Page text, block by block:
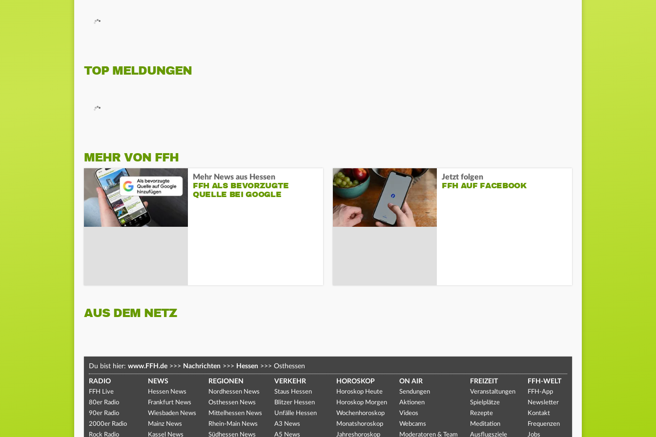
TOP MELDUNGEN
MEHR VON FFH
Mehr News aus Hessen
FFH ALS BEVORZUGTE
QUELLE BEI GOOGLE
Jetzt folgen
FFH AUF FACEBOOK
AUS DEM NETZ
Du bist hier: www.FFH.de >>> Nachrichten >>> Hessen >>> Osthessen
RADIO
FFH Live
80er Radio
90er Radio
2000er Radio
Rock Radio
NEWS
Hessen News
Frankfurt News
Wiesbaden News
Mainz News
Kassel News
REGIONEN
Nordhessen News
Osthessen News
Mittelhessen News
Rhein-Main News
Südhessen News
VERKEHR
Staus Hessen
Blitzer Hessen
Unfälle Hessen
A3 News
A5 News
HOROSKOP
Horoskop Heute
Horoskop Morgen
Wochenhoroskop
Monatshoroskop
Jahreshoroskop
ON AIR
Sendungen
Aktionen
Videos
Webcams
Moderatoren & Team
FREIZEIT
Veranstaltungen
Spielplätze
Rezepte
Meditation
Ausflugsziele
FFH-WELT
FFH-App
Newsletter
Kontakt
Frequenzen
Jobs